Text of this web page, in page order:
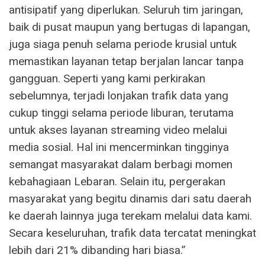
antisipatif yang diperlukan. Seluruh tim jaringan,
baik di pusat maupun yang bertugas di lapangan,
juga siaga penuh selama periode krusial untuk
memastikan layanan tetap berjalan lancar tanpa
gangguan. Seperti yang kami perkirakan
sebelumnya, terjadi lonjakan trafik data yang
cukup tinggi selama periode liburan, terutama
untuk akses layanan streaming video melalui
media sosial. Hal ini mencerminkan tingginya
semangat masyarakat dalam berbagi momen
kebahagiaan Lebaran. Selain itu, pergerakan
masyarakat yang begitu dinamis dari satu daerah
ke daerah lainnya juga terekam melalui data kami.
Secara keseluruhan, trafik data tercatat meningkat
lebih dari 21% dibanding hari biasa.”